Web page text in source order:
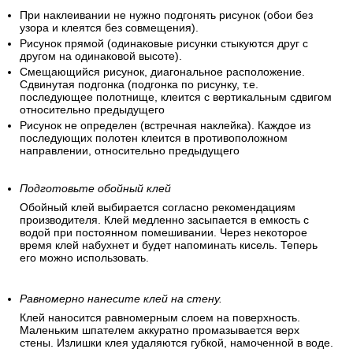
При наклеивании не нужно подгонять рисунок (обои без
узора и клеятся без совмещения).
Рисунок прямой (одинаковые рисунки стыкуются друг с
другом на одинаковой высоте).
Смещающийся рисунок, диагональное расположение.
Сдвинутая подгонка (подгонка по рисунку, т.е.
последующее полотнище, клеится с вертикальным сдвигом
относительно предыдущего
Рисунок не определен (встречная наклейка). Каждое из
последующих полотен клеится в противоположном
направлении, относительно предыдущего
Подготовьте обойный клей
Обойный клей выбирается согласно рекомендациям
производителя. Клей медленно засыпается в емкость с
водой при постоянном помешивании. Через некоторое
время клей набухнет и будет напоминать кисель. Теперь
его можно использовать.
Равномерно нанесите клей на стену.
Клей наносится равномерным слоем на поверхность.
Маленьким шпателем аккуратно промазывается верх
стены. Излишки клея удаляются губкой, намоченной в воде.